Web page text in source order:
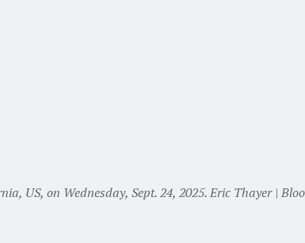
US, on Wednesday, Sept. 24, 2025. Eric Thayer |